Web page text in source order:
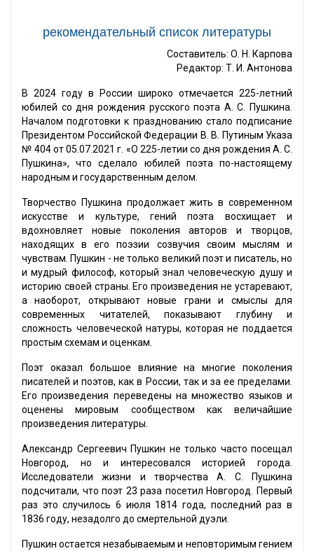
рекомендательный список литературы
Составитель: О. Н. Карпова
Редактор: Т. И. Антонова
В 2024 году в России широко отмечается 225-летний
юбилей со дня рождения русского поэта А. С. Пушкина.
Началом подготовки к празднованию стало подписание
Президентом Российской Федерации В. В. Путиным Указа
№ 404 от 05.07.2021 г. «О 225-летии со дня рождения А. С.
Пушкина», что сделало юбилей поэта по-настоящему
народным и государственным делом.
Творчество Пушкина продолжает жить в современном
искусстве и культуре, гений поэта восхищает и
вдохновляет новые поколения авторов и творцов,
находящих в его поэзии созвучия своим мыслям и
чувствам. Пушкин - не только великий поэт и писатель, но
и мудрый философ, который знал человеческую душу и
историю своей страны. Его произведения не устаревают,
а наоборот, открывают новые грани и смыслы для
современных читателей, показывают глубину и
сложность человеческой натуры, которая не поддается
простым схемам и оценкам.
Поэт оказал большое влияние на многие поколения
писателей и поэтов, как в России, так и за ее пределами.
Его произведения переведены на множество языков и
оценены мировым сообществом как величайшие
произведения литературы.
Александр Сергеевич Пушкин не только часто посещал
Новгород, но и интересовался историей города.
Исследователи жизни и творчества А. С. Пушкина
подсчитали, что поэт 23 раза посетил Новгород. Первый
раз это случилось 6 июля 1814 года, последний раз в
1836 году, незадолго до смертельной дуэли.
Пушкин остается незабываемым и неповторимым гением